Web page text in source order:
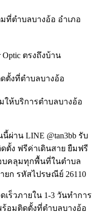
ที่ตำบลบางอ้อ อำเภอ
ตรงถึงบ้าน
ตั้งที่ตำบลบางอ้อ
ห้บริการตำบลบางอ้อ
นี้ผ่าน LINE @tan3bb รับ
ตั้ง ฟรีค่าเดินสาย ยืมฟรี
บคลุมทุกพื้นที่ในตำบล
ยก รหัสไปรษณีย์ 26110
เร็วภายใน 1-3 วันทำการ
อมติดตั้งที่ตำบลบางอ้อ